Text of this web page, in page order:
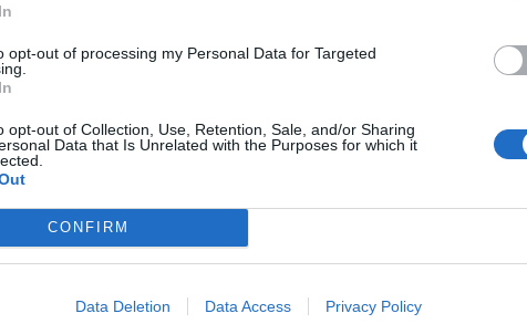
opt-out of processing my Personal Data for Targeted
opt-out of Collection, Use, Retention, Sale, and/or Sharing
Data that Is Unrelated with the Purposes for which it
CONFIRM
Data Deletion Data Access Privacy Policy
Animazione Leggerissima (0.08 Mb)
20 Febbraio 2025 alle ore 07:32
ruttolomeo:Lalady 🤣🤣🤣 iniziavo a preoccuparmi